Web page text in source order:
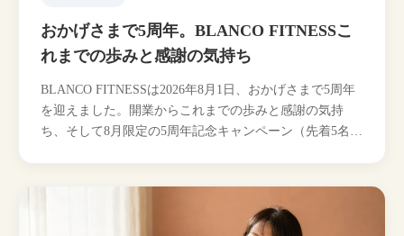
おかげさまで5周年。BLANCO FITNESSこ
れまでの歩みと感謝の気持ち
BLANCO FITNESSは2026年8月1日、おかげさまで5周年
を迎えました。開業からこれまでの歩みと感謝の気持
ち、そして8月限定の5周年記念キャンペーン（先着5名